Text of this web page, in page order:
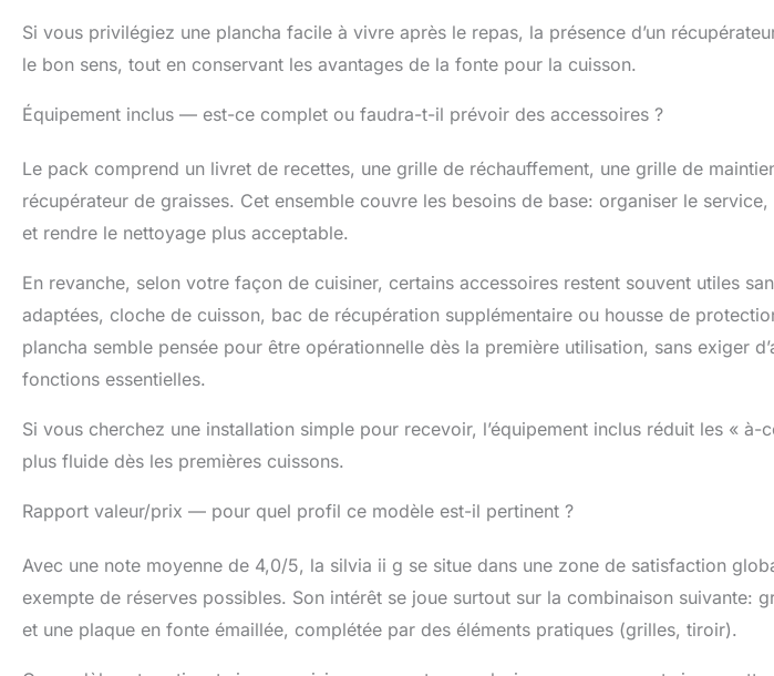
Si vous privilégiez une plancha facile à vivre après le repas, la présence d’un
le bon sens, tout en conservant les avantages de la fonte pour la cuisson.
Équipement inclus — est-ce complet ou faudra-t-il prévoir des accessoires ?
Le pack comprend un livret de recettes, une grille de réchauffement, une grille de
récupérateur de graisses. Cet ensemble couvre les besoins de base: organiser le
et rendre le nettoyage plus acceptable.
En revanche, selon votre façon de cuisiner, certains accessoires restent souvent utiles
adaptées, cloche de cuisson, bac de récupération supplémentaire ou housse de
plancha semble pensée pour être opérationnelle dès la première utilisation, sans exiger
fonctions essentielles.
Si vous cherchez une installation simple pour recevoir, l’équipement inclus réduit les « à-
plus fluide dès les premières cuissons.
Rapport valeur/prix — pour quel profil ce modèle est-il pertinent ?
Avec une note moyenne de 4,0/5, la silvia ii g se situe dans une zone de satisfaction
exempte de réserves possibles. Son intérêt se joue surtout sur la combinaison suivante:
et une plaque en fonte émaillée, complétée par des éléments pratiques (grilles, tiroir).